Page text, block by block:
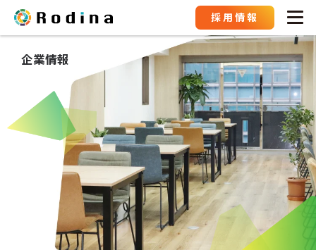
採用情報
企業情報